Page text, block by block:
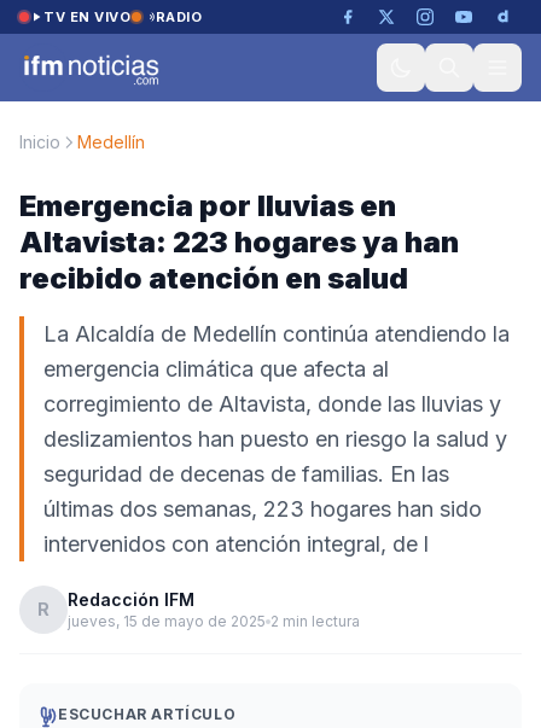
Saltar al contenido
TV EN VIVO RADIO
Inicio Medellín
Emergencia por lluvias en
Altavista: 223 hogares ya han
recibido atención en salud
La Alcaldía de Medellín continúa atendiendo la
emergencia climática que afecta al
corregimiento de Altavista, donde las lluvias y
deslizamientos han puesto en riesgo la salud y
seguridad de decenas de familias. En las
últimas dos semanas, 223 hogares han sido
intervenidos con atención integral, de l
R Redacción IFM
jueves, 15 de mayo de 2025 2 min lectura
ESCUCHAR ARTÍCULO